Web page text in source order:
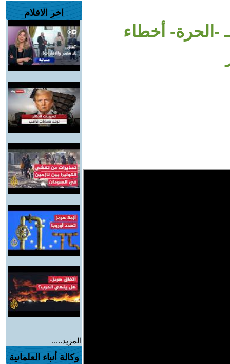
-الحرة- أخطاء
اخر الافلام
المزيد.....
وكالة أنباء العلمانية